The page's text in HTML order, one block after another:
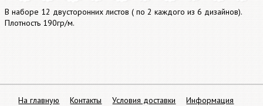
В наборе 12 двусторонних листов ( по 2 каждого из 6 дизайнов).
Плотность 190гр/м.
На главную Контакты Условия доставки
Информация